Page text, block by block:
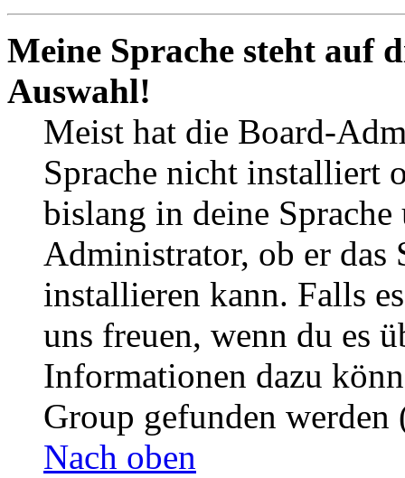
Meine Sprache steht auf
Auswahl!
Meist hat die Board-
Sprache nicht installiert
bislang in deine
Administrator, ob er das
installieren kann. Falls
uns freuen, wenn du es
Informationen dazu
Group gefunden
Nach oben